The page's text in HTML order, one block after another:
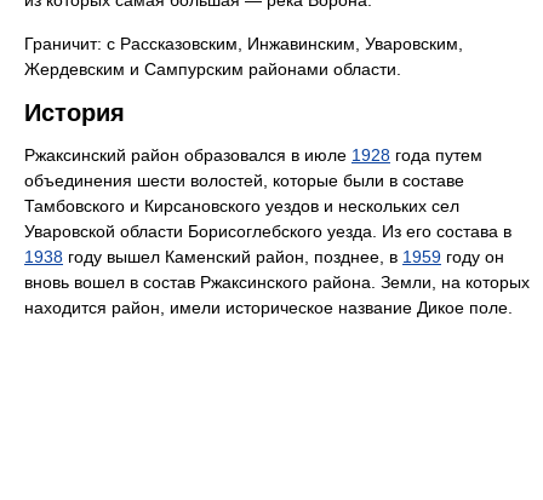
Граничит: с Рассказовским, Инжавинским, Уваровским,
Жердевским и Сампурским районами области.
История
Ржаксинский район образовался в июле 1928 года путем
объединения шести волостей, которые были в составе
Тамбовского и Кирсановского уездов и нескольких сел
Уваровской области Борисоглебского уезда. Из его состава в
1938 году вышел Каменский район, позднее, в 1959 году он
вновь вошел в состав Ржаксинского района. Земли, на которых
находится район, имели историческое название Дикое поле.